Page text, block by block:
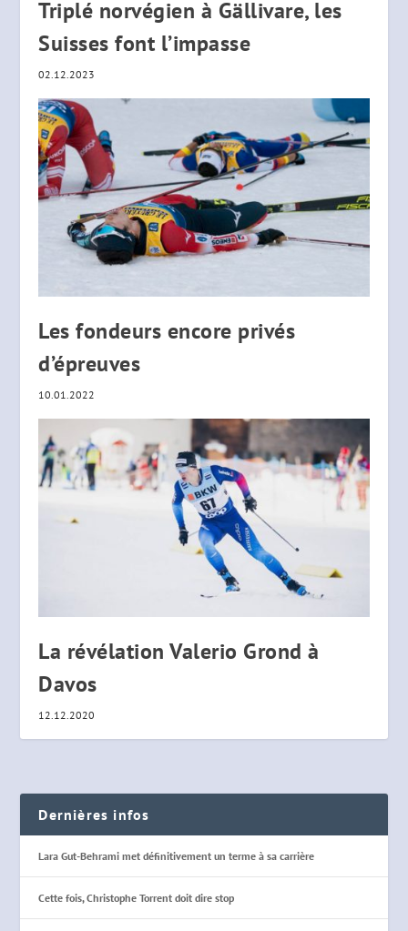
Triplé norvégien à Gällivare, les
Suisses font l’impasse
02.12.2023
Les fondeurs encore privés
d’épreuves
10.01.2022
La révélation Valerio Grond à
Davos
12.12.2020
Dernières infos
Lara Gut-Behrami met définitivement un terme à sa carrière
Cette fois, Christophe Torrent doit dire stop